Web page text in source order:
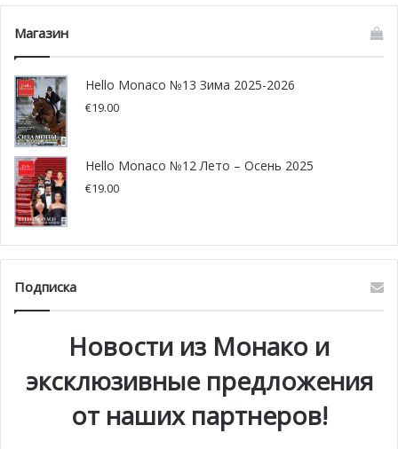
Магазин
Hello Monaco №13 Зима 2025-2026
€19.00
Hello Monaco №12 Лето – Осень 2025
€19.00
Подписка
Новости из Монако и
эксклюзивные предложения
от наших партнеров!